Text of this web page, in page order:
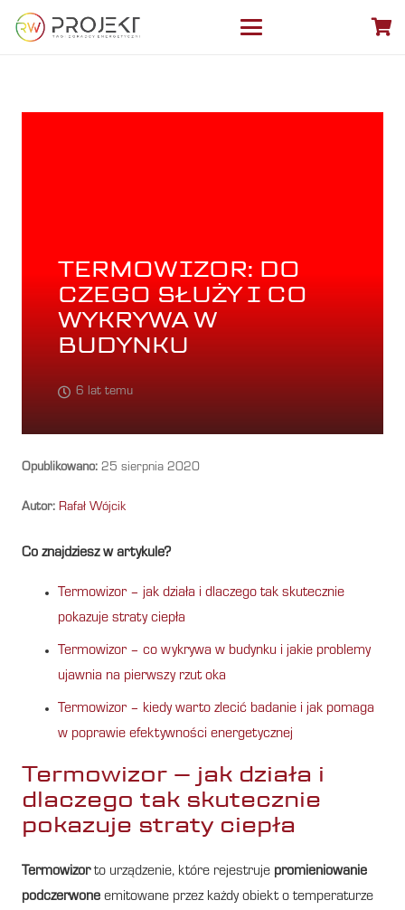
TERMOWIZOR: DO
CZEGO SŁUŻY I CO
WYKRYWA W
BUDYNKU
6 lat temu
Opublikowano: 25 sierpnia 2020
Autor: Rafał Wójcik
Co znajdziesz w artykule?
Termowizor – jak działa i dlaczego tak skutecznie
pokazuje straty ciepła
Termowizor – co wykrywa w budynku i jakie problemy
ujawnia na pierwszy rzut oka
Termowizor – kiedy warto zlecić badanie i jak pomaga
w poprawie efektywności energetycznej
Termowizor – jak działa i
dlaczego tak skutecznie
pokazuje straty ciepła
Termowizorto urządzenie, które rejestruje promieniowanie
podczerwone emitowane przez każdy obiekt o temperaturze